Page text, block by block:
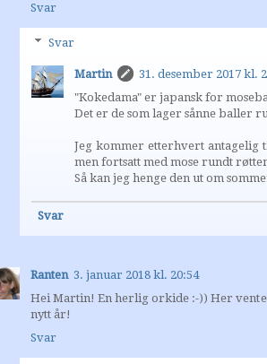
Svar
Svar
Martin
31. desember 2017 kl.
"Kokedama" er japansk for
Det er de som lager sånne baller
Jeg kommer etterhvert antagelig
men fortsatt med mose rundt
Så kan jeg henge den ut om
Svar
Ranten 3. januar 2018 kl. 20:54
Hei Martin! En herlig orkide :-)) Her
nytt år!
Svar